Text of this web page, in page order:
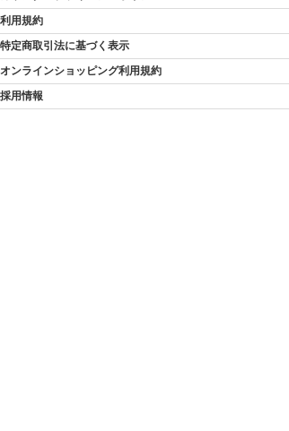
利用規約
特定商取引法に基づく表示
オンラインショッピング利用規約
採用情報